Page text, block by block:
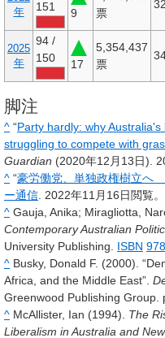
年
151
9
票
2025
年
94 /
150
17
5,354,437
票
脚注
^ “Party hardly: why
struggling to compete with
Guardian (2020年12月13日).
^ “豪労働党、単独政権樹立へ
ー通信 . 2022年11月16日閲覧。
^ Gauja, Anika; Miragliotta,
Contemporary Australian
University Publishing. ISBN
^ Busky, Donald F. (2000).
Africa, and the Middle East”.
Greenwood Publishing Group.
^ McAllister, Ian (1994). The
Liberalism in Australia and